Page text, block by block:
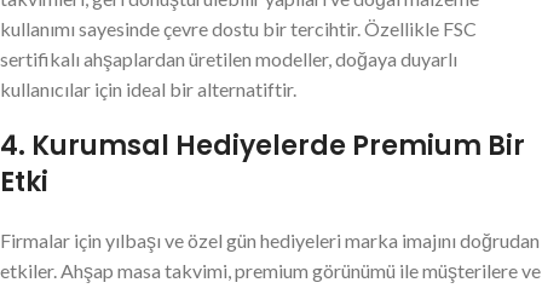
kullanımı sayesinde çevre dostu bir tercihtir. Özellikle FSC
sertifikalı ahşaplardan üretilen modeller, doğaya duyarlı
kullanıcılar için ideal bir alternatiftir.
4. Kurumsal Hediyelerde Premium Bir
Etki
Firmalar için yılbaşı ve özel gün hediyeleri marka imajını doğrudan
etkiler. Ahşap masa takvimi, premium görünümü ile müşterilere ve